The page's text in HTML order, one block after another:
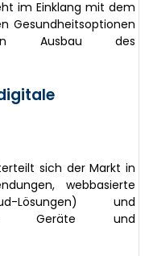
im Einklang mit dem
Gesundheitsoptionen
Ausbau des
sich der Markt in
webbasierte
Lösungen) und
Geräte und